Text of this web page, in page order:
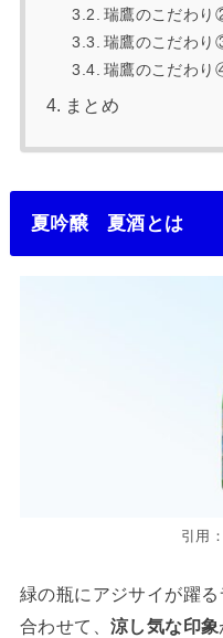
瑞鷹のこだわ
瑞鷹のこだわり
瑞鷹のこだわり
まとめ
夏吟醸 夏酒とは
引用
緑の瓶にアジサイが躍
合わせて、 涼し気な印象